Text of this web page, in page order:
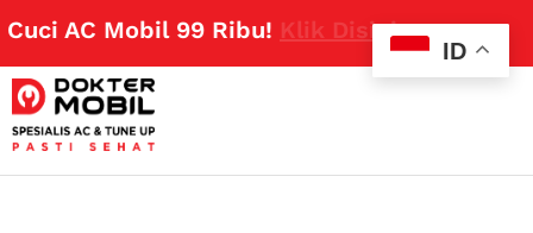
AC Mobil 99 Ribu!Klik Disini
ID